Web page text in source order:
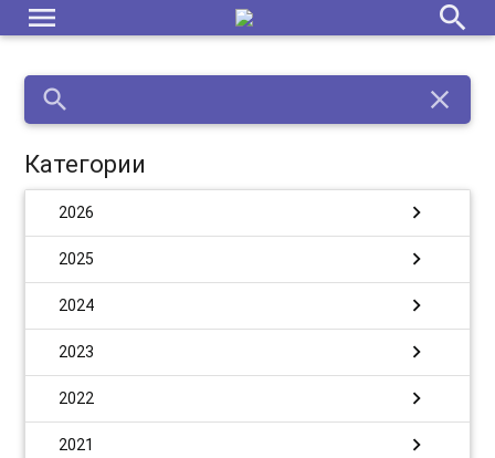
menu search
search close
Категории
2026 chevron_right
2025 chevron_right
2024 chevron_right
2023 chevron_right
2022 chevron_right
2021 chevron_right